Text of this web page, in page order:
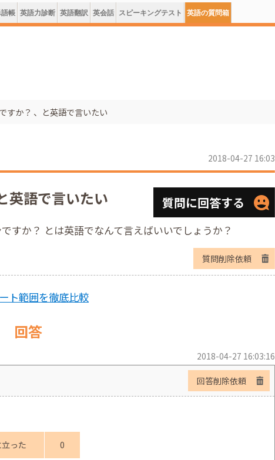
帳 英語力診断 英語翻訳 英会話 スピーキングテスト 英語の質問箱
すか？ 、と英語で言いたい
2018-04-27 16:03
英語で言いたい 質問に回答する
すか？ とは英語でなんて言えばいいでしょうか？
質問削除依頼
ト範囲を徹底比較
回答
2018-04-27 16:03:16
回答削除依頼
った 0